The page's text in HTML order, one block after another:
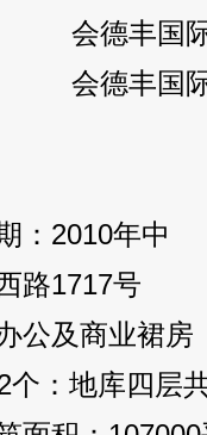
：2010年中
路1717号
公及商业裙房
个：地库四层